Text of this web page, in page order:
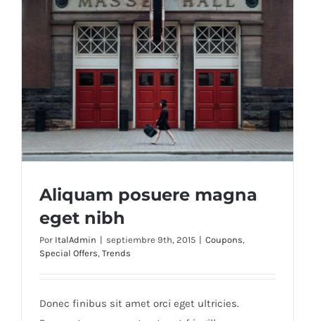
Aliquam posuere magna
eget nibh
Por ItalAdmin | septiembre 9th, 2015 | Coupons,
Special Offers, Trends
Donec finibus sit amet orci eget ultricies.